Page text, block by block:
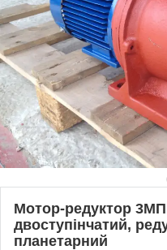
Мотор-редуктор
двоступінчатий,
планетарний